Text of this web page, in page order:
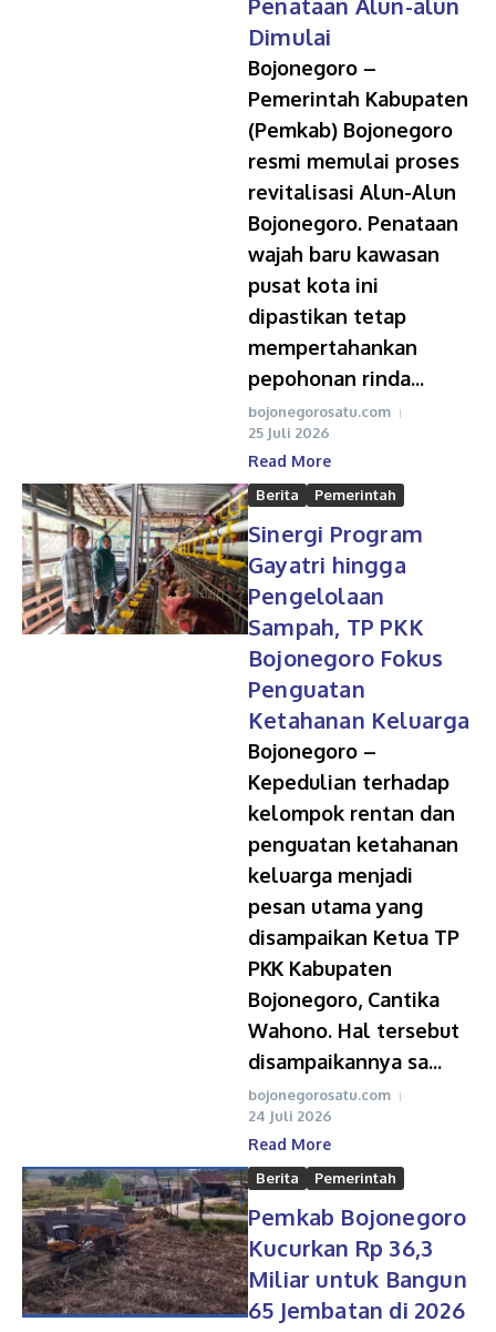
Penataan Alun-alun
Dimulai
Bojonegoro –
Pemerintah Kabupaten
(Pemkab) Bojonegoro
resmi memulai proses
revitalisasi Alun-Alun
Bojonegoro. Penataan
wajah baru kawasan
pusat kota ini
dipastikan tetap
mempertahankan
pepohonan rinda...
bojonegorosatu.com
25 Juli 2026
Read More
Berita Pemerintah
Sinergi Program
Gayatri hingga
Pengelolaan
Sampah, TP PKK
Bojonegoro Fokus
Penguatan
Ketahanan Keluarga
Bojonegoro –
Kepedulian terhadap
kelompok rentan dan
penguatan ketahanan
keluarga menjadi
pesan utama yang
disampaikan Ketua TP
PKK Kabupaten
Bojonegoro, Cantika
Wahono. Hal tersebut
disampaikannya sa...
bojonegorosatu.com
24 Juli 2026
Read More
Berita Pemerintah
Pemkab Bojonegoro
Kucurkan Rp 36,3
Miliar untuk Bangun
65 Jembatan di 2026